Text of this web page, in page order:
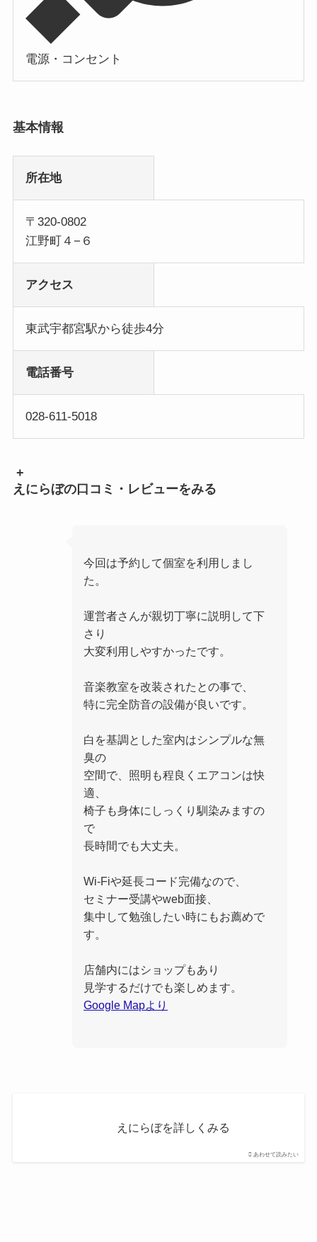
電源・コンセント
基本情報
所在地
〒320-0802
江野町４−６
アクセス
東武宇都宮駅から徒歩4分
電話番号
028-611-5018
+
えにらぼの口コミ・レビューをみる
今回は予約して個室を利用しまし
た。
運営者さんが親切丁寧に説明して下
さり
大変利用しやすかったです。
音楽教室を改装されたとの事で、
特に完全防音の設備が良いです。
白を基調とした室内はシンプルな無
臭の
空間で、照明も程良くエアコンは快
適、
椅子も身体にしっくり馴染みますの
で
長時間でも大丈夫。
Wi-Fiや延長コード完備なので、
セミナー受講やweb面接、
集中して勉強したい時にもお薦めで
す。
店舗内にはショップもあり
見学するだけでも楽しめます。
Google Mapより
あわせて読みたい
えにらぼを詳しくみる